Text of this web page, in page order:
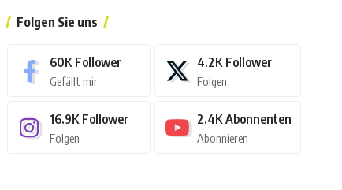
Folgen Sie uns
60K Follower
Gefällt mir
4.2K Follower
Folgen
16.9K Follower
Folgen
2.4K Abonnenten
Abonnieren